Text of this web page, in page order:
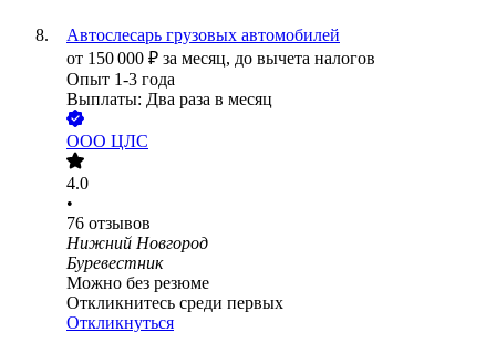
Автослесарь грузовых автомобилей
от 150 000 ₽ за месяц, до вычета налогов
Опыт 1-3 года
Выплаты: Два раза в месяц
ООО ЦЛС
4.0
•
76 отзывов
Нижний Новгород
Буревестник
Можно без резюме
Откликнитесь среди первых
Откликнуться